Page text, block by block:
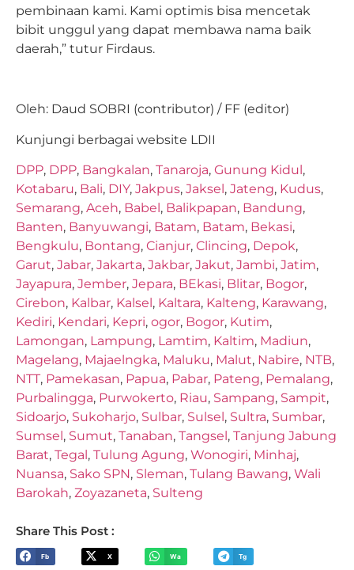
pembinaan kami. Kami optimis bisa mencetak
bibit unggul yang dapat membawa nama baik
daerah,” tutur Firdaus.
Oleh: Daud SOBRI (contributor) / FF (editor)
Kunjungi berbagai website LDII
DPP, DPP, Bangkalan, Tanaroja, Gunung Kidul,
Kotabaru, Bali, DIY, Jakpus, Jaksel, Jateng, Kudus,
Semarang, Aceh, Babel, Balikpapan, Bandung,
Banten, Banyuwangi, Batam, Batam, Bekasi,
Bengkulu, Bontang, Cianjur, Clincing, Depok,
Garut, Jabar, Jakarta, Jakbar, Jakut, Jambi, Jatim,
Jayapura, Jember, Jepara, BEkasi, Blitar, Bogor,
Cirebon, Kalbar, Kalsel, Kaltara, Kalteng, Karawang,
Kediri, Kendari, Kepri, ogor, Bogor, Kutim,
Lamongan, Lampung, Lamtim, Kaltim, Madiun,
Magelang, Majaelngka, Maluku, Malut, Nabire, NTB,
NTT, Pamekasan, Papua, Pabar, Pateng, Pemalang,
Purbalingga, Purwokerto, Riau, Sampang, Sampit,
Sidoarjo, Sukoharjo, Sulbar, Sulsel, Sultra, Sumbar,
Sumsel, Sumut, Tanaban, Tangsel, Tanjung Jabung
Barat, Tegal, Tulung Agung, Wonogiri, Minhaj,
Nuansa, Sako SPN, Sleman, Tulang Bawang, Wali
Barokah, Zoyazaneta, Sulteng
Share This Post :
Fb X Wa Tg